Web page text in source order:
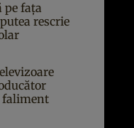
pe fața
rescrie